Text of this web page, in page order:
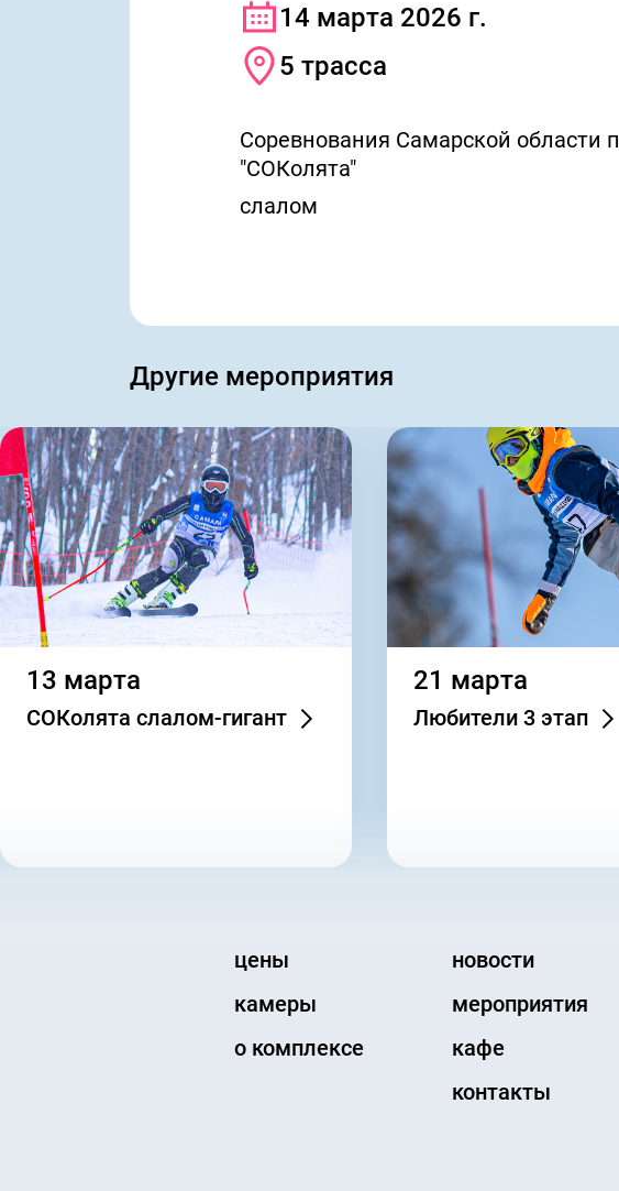
14 марта 2026 г.
5 трасса
Соревнования Самарской области
"СОКолята"
слалом
Другие мероприятия
13 марта
СОКолята слалом-гигант
21 марта
Любители 3 этап
цены
камеры
о комплексе
новости
мероприятия
кафе
контакты